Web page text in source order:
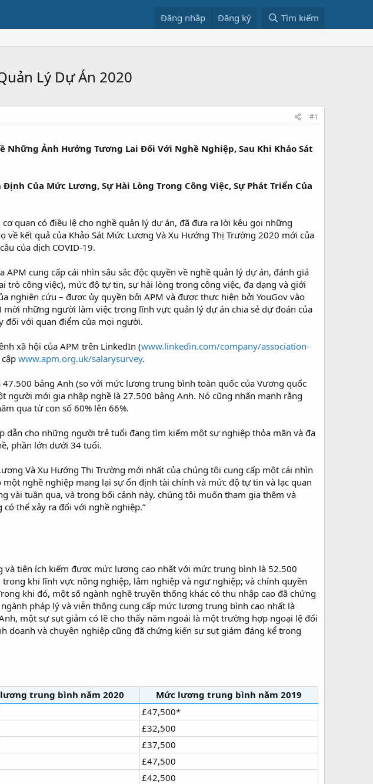
Đăng nhập Đăng ký Tìm kiếm
Lý Dự Án 2020
#1
Những Ảnh Hưởng Tương Lai Đối Với Nghề Nghiệp, Sau Khi Khảo Sát
Của Mức Lương, Sự Hài Lòng Trong Công Việc, Sự Phát Triển Của
quan có điều lệ cho nghề quản lý dự án, đã đưa ra lời kêu gọi những
kết quả của Khảo Sát Mức Lương Và Xu Hướng Thị Trường 2020 mới của
của dịch COVID-19.
cung cấp cái nhìn sâu sắc độc quyền về nghề quản lý dự án, đánh giá
trò công việc), mức độ tự tin, sự hài lòng trong công việc, đa dạng và giới
nghiên cứu – được ủy quyền bởi APM và được thực hiện bởi YouGov vào
những người làm việc trong lĩnh vực quản lý dự án chia sẻ dự đoán của
đối với quan điểm của mọi người.
xã hội của APM trên LinkedIn (www.linkedin.com/company/association-
www.apm.org.uk/salarysurvey.
bảng Anh (so với mức lương trung bình toàn quốc của Vương quốc
mới gia nhập nghề là 27.500 bảng Anh. Nó cũng nhấn mạnh rằng
qua từ con số 60% lên 66%.
dẫn cho những người trẻ tuổi đang tìm kiếm một sự nghiệp thỏa mãn và đa
phần lớn dưới 34 tuổi.
Và Xu Hướng Thị Trường mới nhất của chúng tôi cung cấp một cái nhìn
nghề nghiệp mang lại sự ổn định tài chính và mức độ tự tin và lạc quan
vài tuần qua, và trong bối cảnh này, chúng tôi muốn tham gia thêm và
thể xảy ra đối với nghề nghiệp.”
tiện ích kiếm được mức lương cao nhất với mức trung bình là 52.500
khi lĩnh vực nông nghiệp, lâm nghiệp và ngư nghiệp; và chính quyền
khi đó, một số ngành nghề truyền thống khác có thu nhập cao đã chứng
pháp lý và viễn thông cung cấp mức lương trung bình cao nhất là
một sự sụt giảm có lẽ cho thấy năm ngoái là một trường hợp ngoại lệ đối
và chuyên nghiệp cũng đã chứng kiến sự sụt giảm đáng kể trong
trung bình năm 2020
Mức lương trung bình năm 2019
£47,500*
£32,500
£37,500
£47,500
£42,500